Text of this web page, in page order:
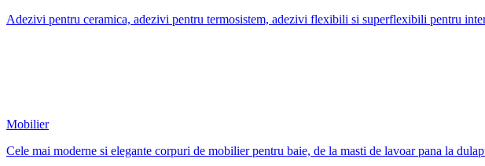
Adezivi pentru ceramica, adezivi pentru termosistem, adezivi flexibili si superflexibili pentru
Mobilier
Cele mai moderne si elegante corpuri de mobilier pentru baie, de la masti de lavoar pana la